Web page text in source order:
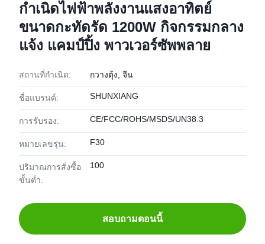
กำเนิดไฟฟ้าพลังงานแสงอาทิตย์
ขนาดกะทัดรัด 1200W กิจกรรมกลาง
แจ้ง แคมป์ปิ้ง พาวเวอร์ซัพพลาย
สถานที่กำเนิด: กวางตุ้ง, จีน
ชื่อแบรนด์: SHUNXIANG
การรับรอง: CE/FCC/ROHS/MSDS/UN38.3
หมายเลขรุ่น: F30
ปริมาณการสั่งซื้อ
ขั้นต่ำ:
100
สอบถามตอนนี้